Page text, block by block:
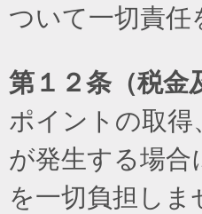
ついて一切責任
第１２条（税金
ポイントの取
が発生する場
を一切負担しま